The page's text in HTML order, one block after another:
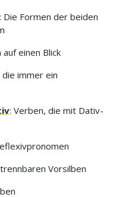
Die Formen der beiden
einen Blick
die immer ein
: Verben, die mit Dativ-
Vorsilben